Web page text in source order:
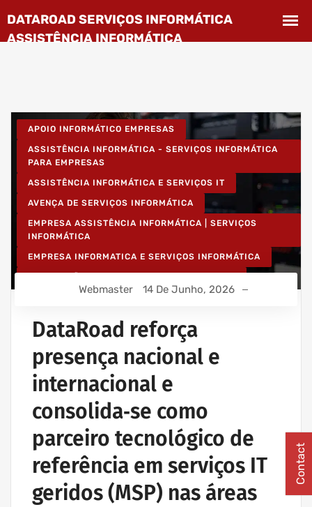
APOIO INFORMÁTICO EMPRESAS
ASSISTÊNCIA INFORMÁTICA - SERVIÇOS INFORMÁTICA
PARA EMPRESAS
ASSISTÊNCIA INFORMÁTICA E SERVIÇOS IT
AVENÇA DE SERVIÇOS INFORMÁTICA
EMPRESA ASSISTÊNCIA INFORMÁTICA | SERVIÇOS
INFORMÁTICA
EMPRESA INFORMATICA E SERVIÇOS INFORMÁTICA
MANUTENÇÃO INFORMÁTICA EMPRESAS
PROJETOS CABLAGEM E REDES INFORMÁTICA
Webmaster 14 De Junho, 2026
DataRoad reforça
presença nacional e
internacional e
consolida‑se como
parceiro tecnológico de
referência em serviços IT
geridos (MSP) nas áreas
Contact